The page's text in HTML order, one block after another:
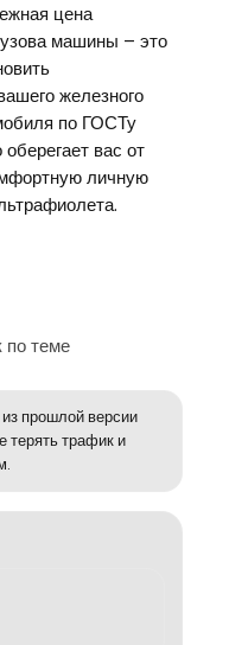
цена
машины – это
железного
по ГОСТу
вас от
личную
по теме
прошлой версии
терять трафик и